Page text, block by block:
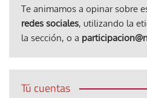
Te animamos a opinar sobre
redes sociales, utilizando la
la sección, o a
Tú cuentas